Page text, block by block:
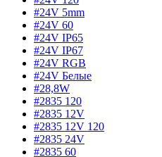
#24V 5mm
#24V 60
#24V IP65
#24V IP67
#24V RGB
#24V Белые
#28,8W
#2835 120
#2835 12V
#2835 12V 120
#2835 24V
#2835 60